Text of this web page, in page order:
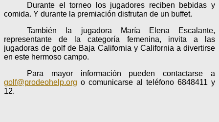
Durante el torneo los jugadores reciben bebidas y
comida. Y durante la premiación disfrutan de un buffet.
También la jugadora María Elena Escalante,
representante de la categoría femenina, invita a las
jugadoras de golf de Baja California y California a divertirse
en este hermoso campo.
Para mayor información pueden contactarse a
golf@prodeohelp.org o comunicarse al teléfono 6848411 y
12.